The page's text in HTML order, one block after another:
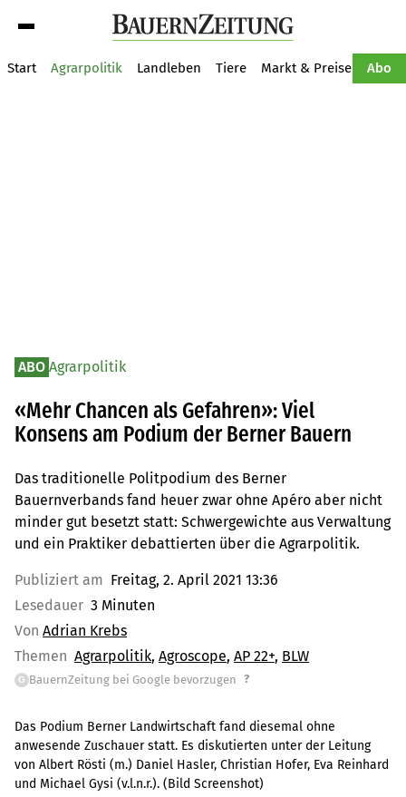
Start Agrarpolitik Landleben Tiere Markt & Preise Abo
ABO Agrarpolitik
«Mehr Chancen als Gefahren»: Viel
Konsens am Podium der Berner Bauern
Das traditionelle Politpodium des Berner
Bauernverbands fand heuer zwar ohne Apéro aber nicht
minder gut besetzt statt: Schwergewichte aus Verwaltung
und ein Praktiker debattierten über die Agrarpolitik.
Publiziert am Freitag, 2. April 2021 13:36
Lesedauer 3 Minuten
Von Adrian Krebs
Themen Agrarpolitik Agroscope AP 22+ BLW
G BauernZeitung bei Google bevorzugen ?
Das Podium Berner Landwirtschaft fand diesemal ohne
anwesende Zuschauer statt. Es diskutierten unter der Leitung
von Albert Rösti (m.) Daniel Hasler, Christian Hofer, Eva Reinhard
und Michael Gysi (v.l.n.r.). (Bild Screenshot)